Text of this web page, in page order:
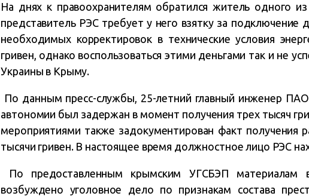
На днях к правоохранителям обратился житель одного
представитель РЭС требует у него взятку за подключение
необходимых корректировок в технические условия
гривен, однако воспользоваться этими деньгами так и не
Украины в Крыму.
По данным пресс-службы, 25-летний главный инженер
автономии был задержан в момент получения трех тысяч
мероприятиями также задокументирован факт получения
тысячи гривен. В настоящее время должностное лицо РЭС
По предоставленным крымским УГСБЭП материалам
возбуждено уголовное дело по признакам состава